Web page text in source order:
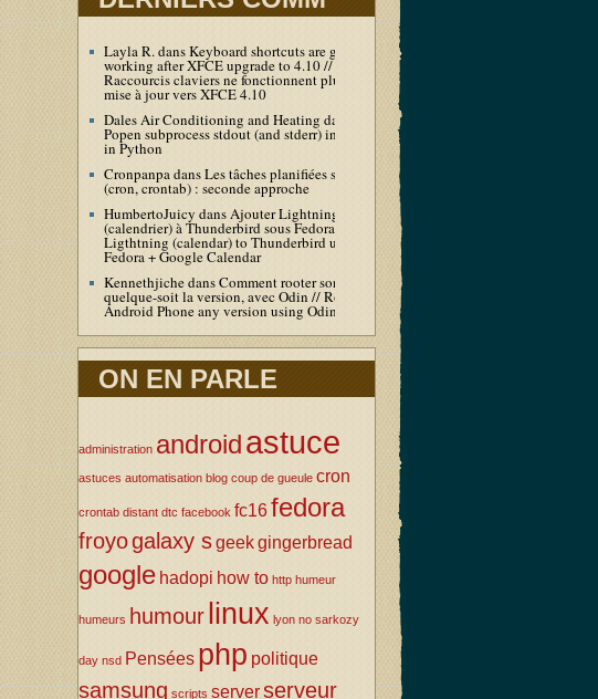
Layla R.dansKeyboard shortcuts are gone / not
working after XFCE upgrade to 4.10 //
Raccourcis claviers ne fonctionnent plus après
mise à jour vers XFCE 4.10
Dales Air Conditioning and Heating dans
Popen subprocess stdout (and stderr) in real-time
in Python
CronpanpadansLes tâches planifiées sous Linux
(cron, crontab) : seconde approche
HumbertoJuicy dansAjouter Lightning
(calendrier) à Thunderbird sous Fedora / Add
Ligthtning (calendar) to Thunderbird under
Fedora + Google Calendar
KennethjichedansComment rooter son Android
quelque-soit la version, avec Odin // Root your
Android Phone any version using Odin
ON EN PARLE
administration androidastuce
astuces automatisation blog coup de gueule cron
crontab distant dtc facebook fc16fedora
froyogalaxy sgeekgingerbread
google hadopi how to http humeur
humeurs humourlinux lyon no sarkozy
day nsd Pensées php politique
samsung scripts serverserveur